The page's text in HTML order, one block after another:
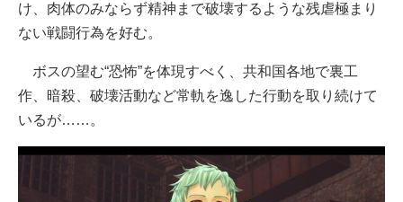
け、肉体のみならず精神まで破壊するような残虐極まり
ない戦闘行為を好む。
ボスの望む“恐怖”を体現すべく、共和国各地で裏工
作、暗殺、破壊活動など常軌を逸した行動を取り続けて
いるが……。